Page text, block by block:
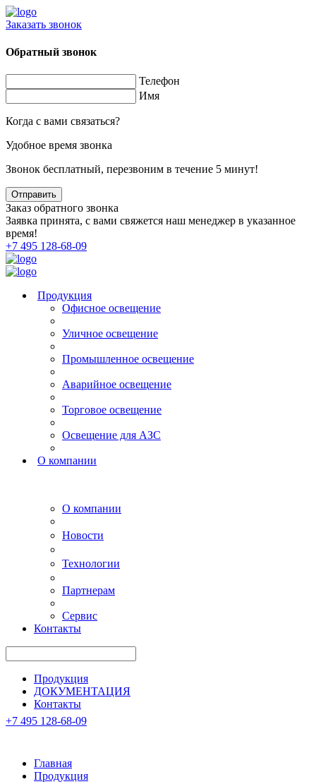
Заказать звонок
Обратный звонок
Телефон
Имя
Когда с вами связаться?
Удобное время звонка
Звонок бесплатный, перезвоним в течение 5 минут!
Заказ обратного звонка
Заявка принята, с вами свяжется наш менеджер в указанное
время!
+7 495 128-68-09
Продукция
Офисное освещение
Уличное освещение
Промышленное освещение
Аварийное освещение
Торговое освещение
Освещение для АЗС
О компании
О компании
Новости
Технологии
Партнерам
Сервис
Контакты
Продукция
ДОКУМЕНТАЦИЯ
Контакты
+7 495 128-68-09
Главная
Продукция